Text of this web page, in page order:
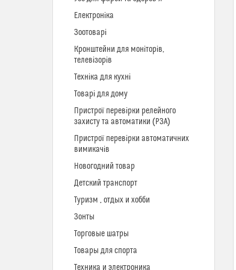
Електроніка
Зоотоварі
Кронштейни для моніторів,
телевізорів
Техніка для кухні
Товарі для дому
Пристрої перевірки релейного
захисту та автоматики (РЗА)
Пристрої перевірки автоматичних
вимикачів
Новогодний товар
Детский транспорт
Туризм , отдых и хобби
Зонты
Торговые шатры
Товары для спорта
Техника и электроника